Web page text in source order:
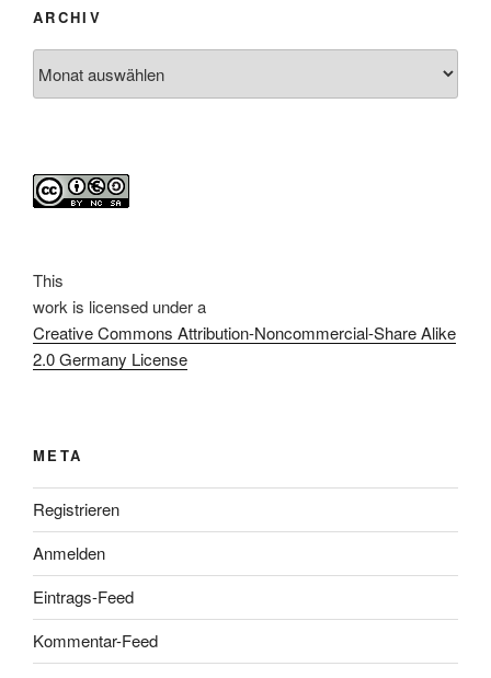
ARCHIV
This
work is licensed under a
Creative Commons Attribution-Noncommercial-Share Alike
2.0 Germany License
META
Registrieren
Anmelden
Eintrags-Feed
Kommentar-Feed